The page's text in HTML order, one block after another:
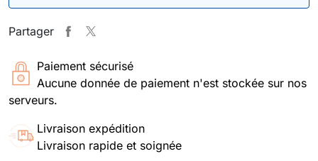
Partager
Paiement sécurisé
Aucune donnée de paiement n'est stockée sur nos
serveurs.
Livraison expédition
Livraison rapide et soignée